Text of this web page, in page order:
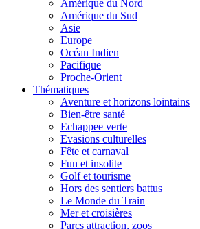
Amérique du Nord
Amérique du Sud
Asie
Europe
Océan Indien
Pacifique
Proche-Orient
Thématiques
Aventure et horizons lointains
Bien-être santé
Echappee verte
Evasions culturelles
Fête et carnaval
Fun et insolite
Golf et tourisme
Hors des sentiers battus
Le Monde du Train
Mer et croisières
Parcs attraction, zoos